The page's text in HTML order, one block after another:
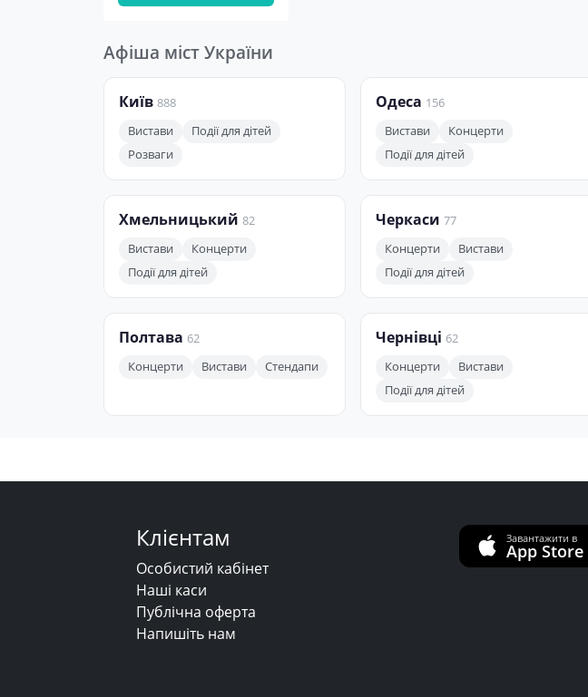
Афіша міст України
Київ 888
Вистави
Події для дітей
Розваги
Одеса 156
Вистави
Концерти
Події для дітей
Хмельницький 82
Вистави
Концерти
Події для дітей
Черкаси 77
Концерти
Вистави
Події для дітей
Полтава 62
Концерти
Вистави Стендапи
Чернівці 62
Концерти
Вистави
Події для дітей
Клієнтам
Особистий кабінет
Наші каси
Публічна оферта
Напишіть нам
Завантажити в
App Store